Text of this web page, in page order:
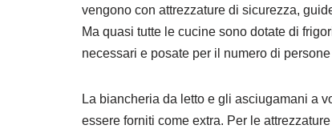
vengono con attrezzature di sicurezza,
Ma quasi tutte le cucine sono dotate di
necessari e posate per il numero di
La biancheria da letto e gli asciugamani a
essere forniti come extra. Per le